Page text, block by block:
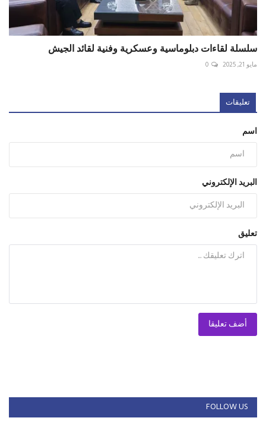
سلسلة لقاءات دبلوماسية وعسكرية وفنية لقائد الجيش
مايو 21, 2025 0
تعليقات
اسم
البريد الإلكتروني
تعليق
أضف تعليقا
FOLLOW US